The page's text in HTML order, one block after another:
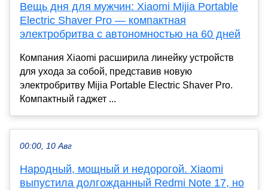
Вещь дня для мужчин: Xiaomi Mijia Portable
Electric Shaver Pro — компактная
электробритва с автономностью на 60 дней
Компания Xiaomi расширила линейку устройств
для ухода за собой, представив новую
электробритву Mijia Portable Electric Shaver Pro.
Компактный гаджет ...
00:00, 10 Авг
Народный, мощный и недорогой. Xiaomi
выпустила долгожданный Redmi Note 17, но